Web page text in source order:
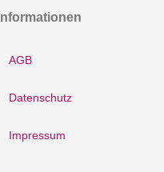
Informationen
AGB
Datenschutz
Impressum